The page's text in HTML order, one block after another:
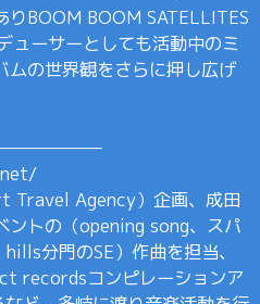
BOOM BOOM SATELLITES
ューサーとしても活動中のミ
ムの世界観をさらに押し広げ
Travel Agency）企画、成田
ントの（opening song、スパ
分門のSE）作曲を担当、
recordsコンピレーションア